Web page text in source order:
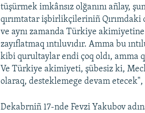
tüşürmek imkânsız olğanını añlay,
qırımtatar işbirlikçileriniñ
ve aynı zamanda Türkiye
zayıflatmaq ıntıluvıdır. Amma bu
kibi qurultaylar endi çoq oldı, amma
Ve Türkiye akimiyeti, şübesiz ki,
olaraq, desteklemege devam
Dekabrniñ 17-nde Fevzi Yakubov